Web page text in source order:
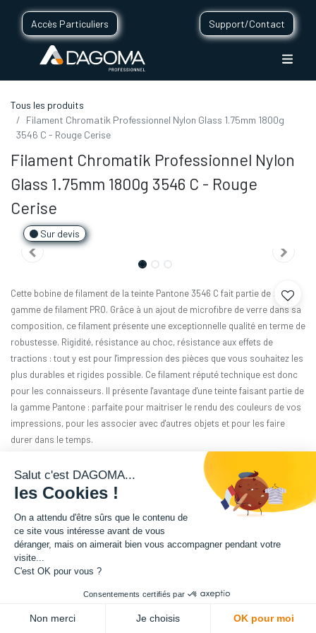
Accès Particuliers Support/Contact
Tous les produits
Filament Chromatik Professionnel Nylon Glass 1.75mm 1800g
3546 C - Rouge Cerise
Filament Chromatik Professionnel Nylon
Glass 1.75mm 1800g 3546 C - Rouge
Cerise
Sur devis
Cette bobine de filament de la teinte Pantone 3546 C fait partie de notre
gamme de filament PRO. Grâce à un ajout de microfibre de verre dans sa
composition, ce filament présente une exceptionnelle qualité en terme de
robustesse. Rigidité, résistance au choc, résistance aux effets de
tractions : tout y est pour l'impression des pièces que vous souhaitez les
plus durables et rigides possible. Ce filament réputé technique est donc
pour les connaisseurs. Il présente l'avantage d'une teinte faisant partie de
la gamme Pantone : parfaite pour maitriser le rendu des couleurs de vos
impressions, pour les associer avec d'autres objets et pour les faire
durer dans le temps.
Matière : PA12-GF
Grammage : 1800 g
Couleur : Rouge Cerise
Salut c'est DAGOMA...
les Cookies !
On a attendu d'être sûrs que le contenu de
ce site vous intéresse avant de vous
déranger, mais on aimerait bien vous accompagner pendant votre
visite...
C'est OK pour vous ?
Consentements certifiés par
Non merci Je choisis OK pour moi